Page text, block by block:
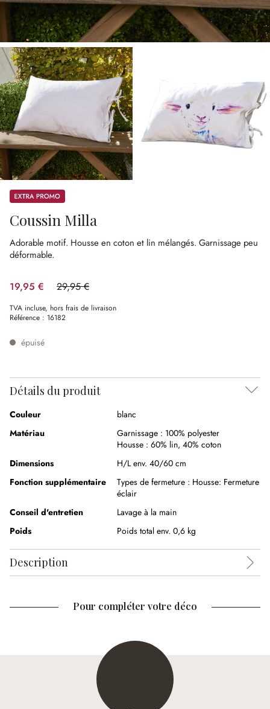
Promos
Coussin Milla
Adorable motif. Housse en coton et lin mélangés. Garnissage peu
déformable.
19,95 € 29,95 €
(33.39%spared)
TVA incluse, hors frais de livraison
Référence : 16182
épuisé
Détails du produit
Couleur
blanc
Matériau
Garnissage : 100% polyester
Housse : 60% lin, 40% coton
Dimensions
H/L env. 40/60 cm
Fonction supplémentaire
Types de fermeture : Housse: Fermeture
éclair
Conseil d'entretien
Lavage à la main
Poids
Poids total env. 0,6 kg
Description
Pour compléter votre déco